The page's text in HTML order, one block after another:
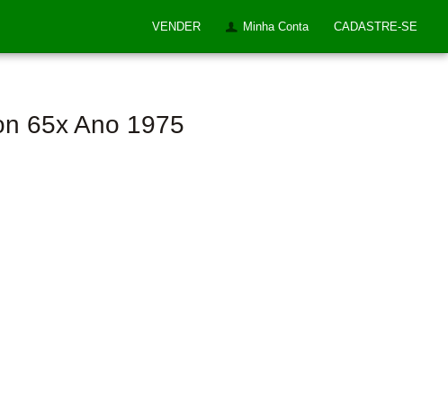
VENDER Minha Conta CADASTRE-SE
65x Ano 1975